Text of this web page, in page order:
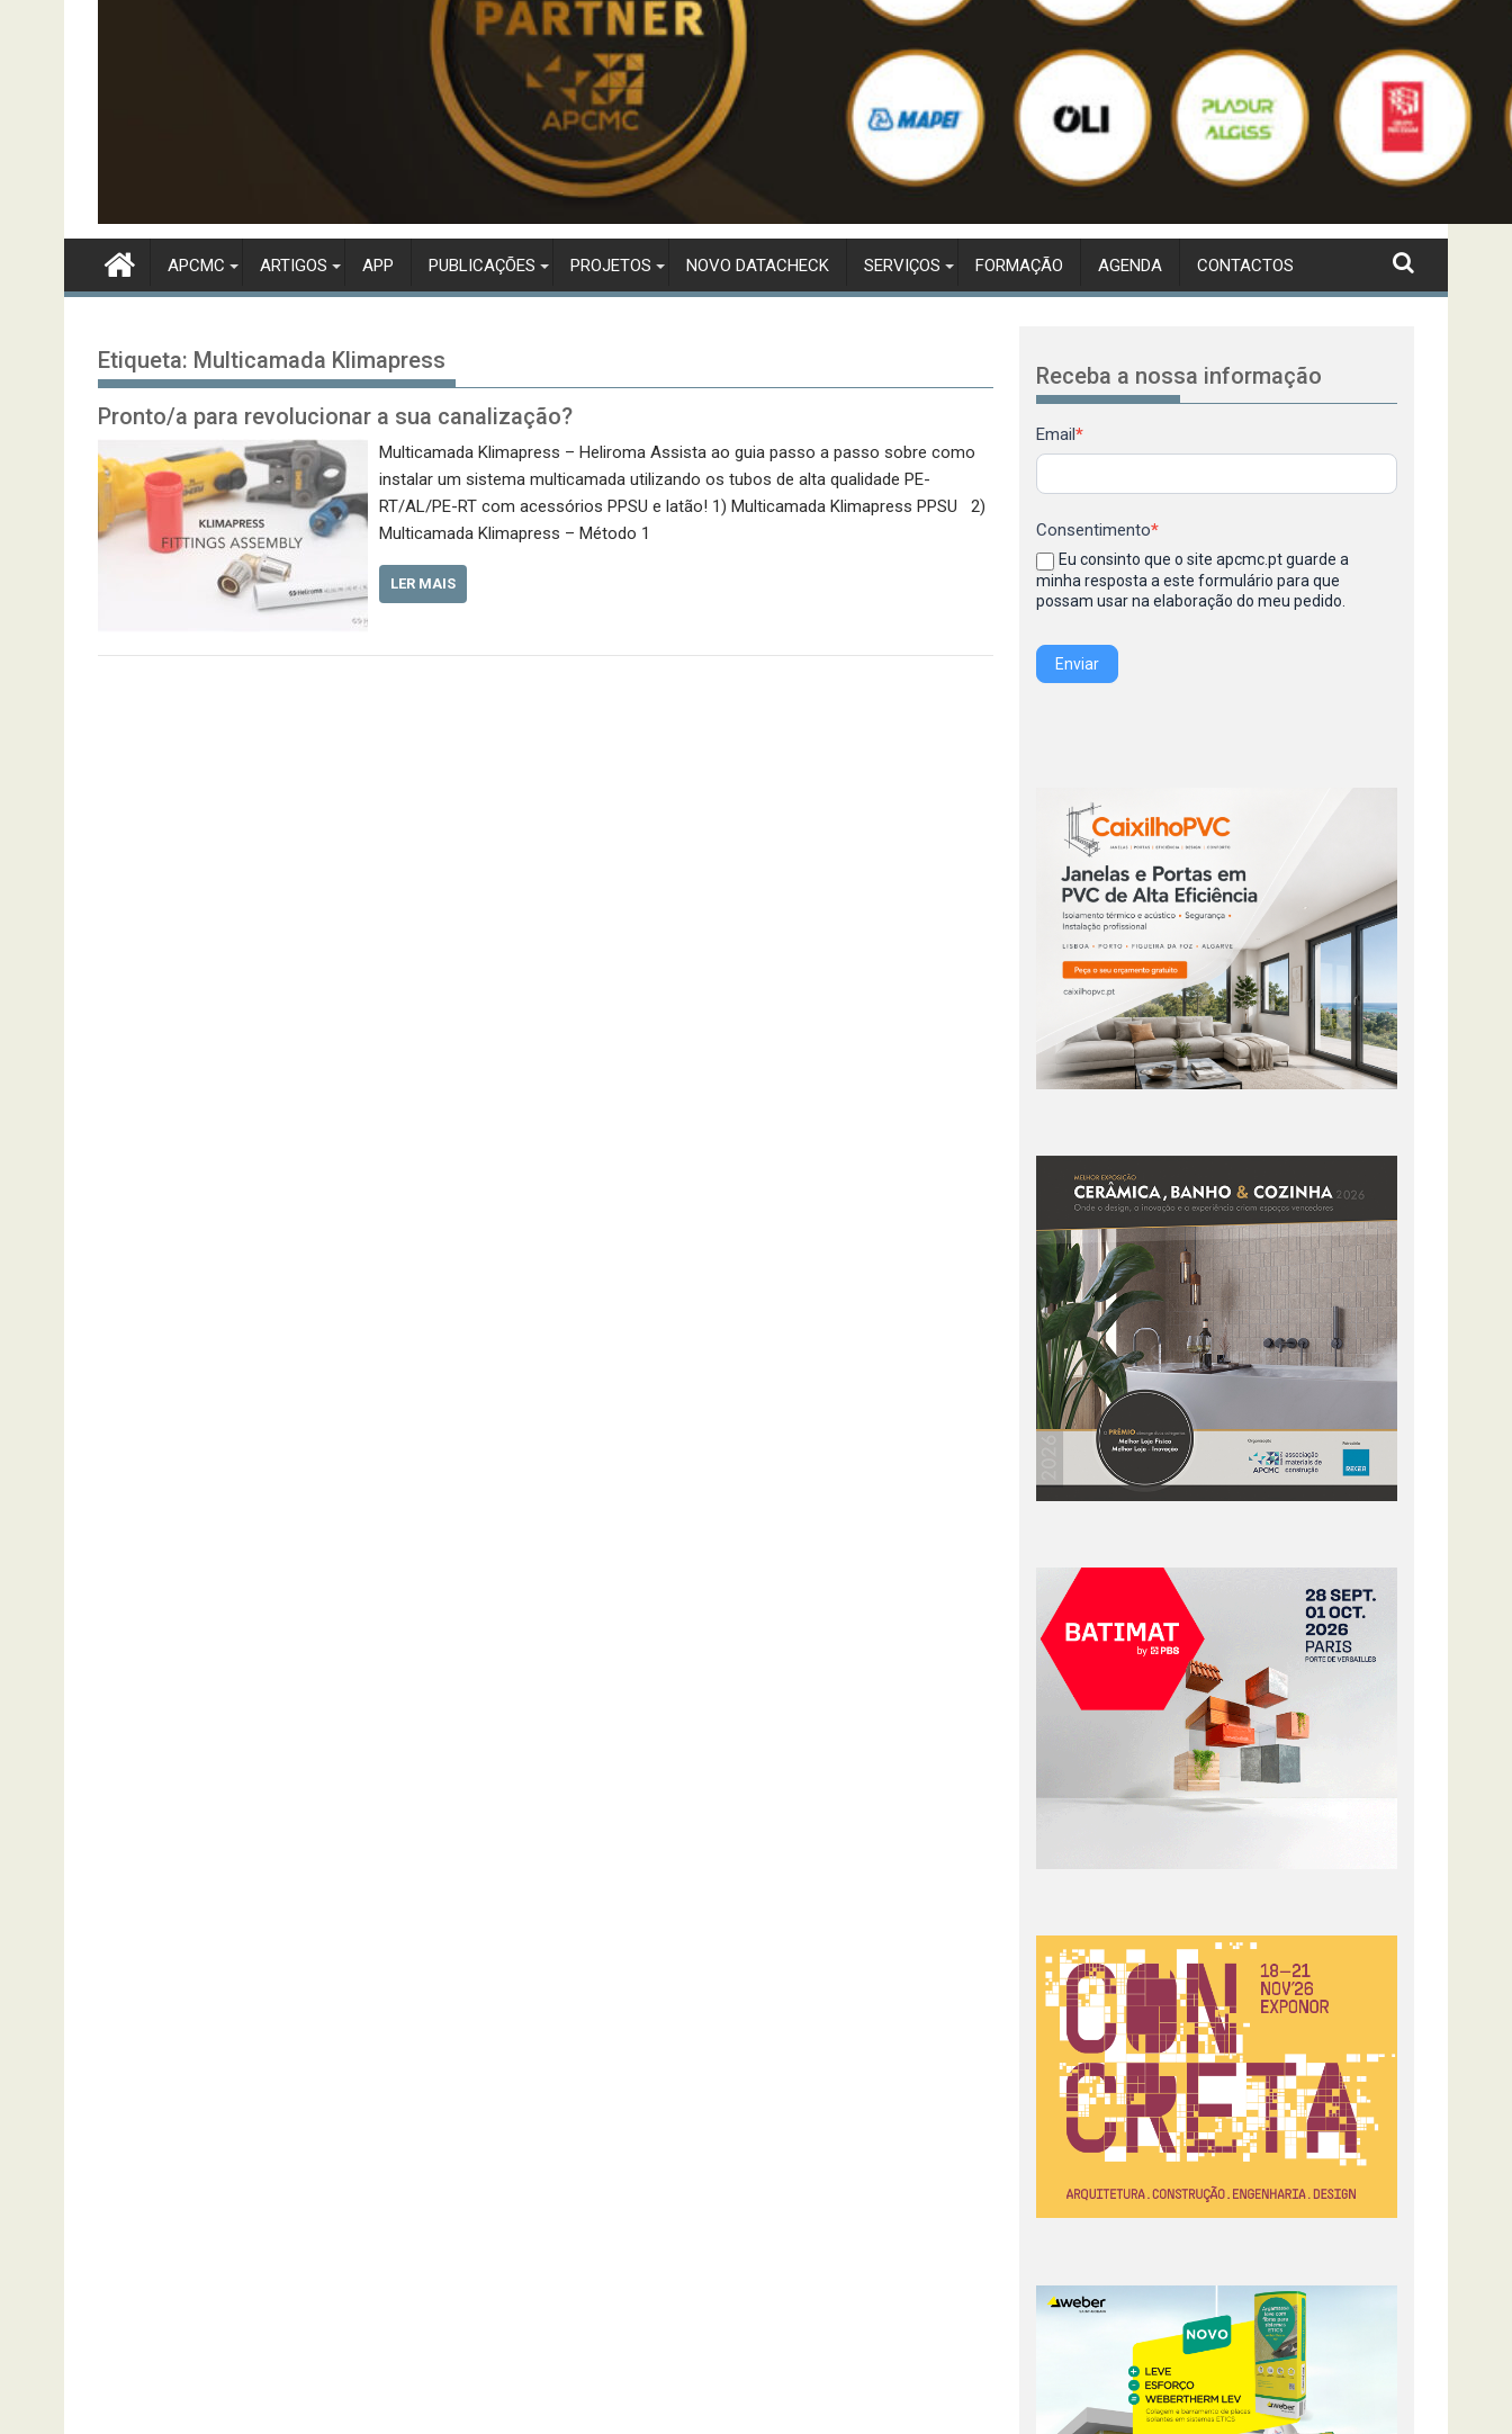
APCMC ARTIGOS APP PUBLICAÇÕES PROJETOS NOVO DATACHECK SERVIÇOS FORMAÇÃO AGENDA CONTACTOS
Etiqueta: Multicamada Klimapress
Pronto/a para revolucionar a sua canalização?
Multicamada Klimapress – Heliroma Assista ao guia passo a passo sobre como
instalar um sistema multicamada utilizando os tubos de alta qualidade PE-
RT/AL/PE-RT com acessórios PPSU e latão! 1) Multicamada Klimapress PPSU 2)
Multicamada Klimapress – Método 1
LER MAIS
Receba a nossa informação
Newsletter
Email *
Consentimento*
Eu consinto que o site apcmc.pt guarde a
minha resposta a este formulário para que
possam usar na elaboração do meu pedido.
Enviar